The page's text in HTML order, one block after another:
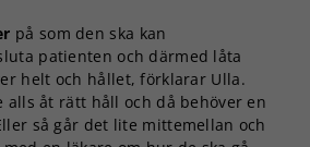
på som den ska kan
patienten och därmed låta
helt och hållet, förklarar Ulla.
alls åt rätt håll och då behöver en
så går det lite mittemellan och